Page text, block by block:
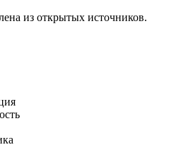
из открытых источников.